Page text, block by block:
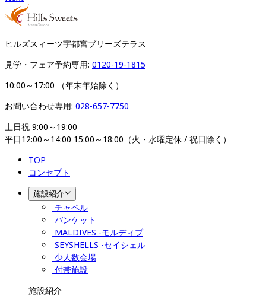
ヒルズスィーツ宇都宮ブリーズテラス
見学・フェア予約専用: 0120-19-1815
10:00～17:00 （年末年始除く）
お問い合わせ専用: 028-657-7750
土日祝 9:00～19:00
平日12:00～14:00 15:00～18:00（火・水曜定休 / 祝日除く）
TOP
コンセプト
施設紹介
チャペル
バンケット
MALDIVES -モルディブ
SEYSHELLS -セイシェル
少人数会場
付帯施設
施設紹介